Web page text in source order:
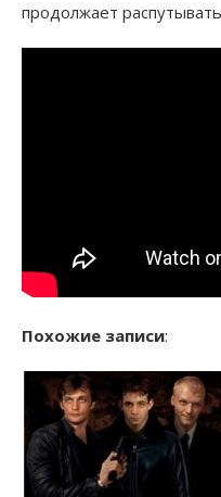
продолжает
Похожие записи: